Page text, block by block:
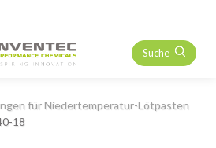
Suche
für Niedertemperatur-Lötpasten
18